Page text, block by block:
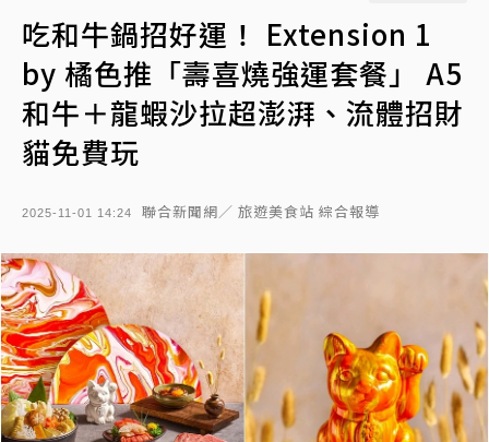
吃和牛鍋招好運！ Extension 1
by 橘色推「壽喜燒強運套餐」 A5
和牛＋龍蝦沙拉超澎湃、流體招財
貓免費玩
2025-11-01 14:24 聯合新聞網／ 旅遊美食站 綜合報導